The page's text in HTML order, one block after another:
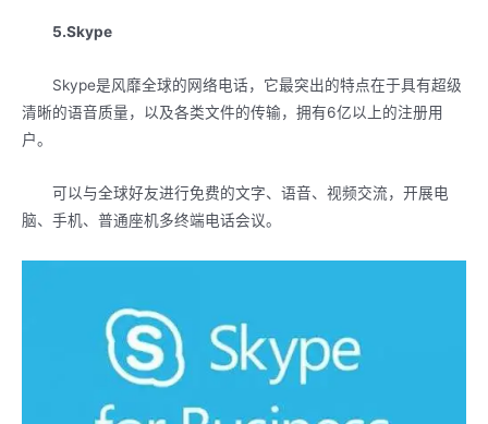
5.Skype
Skype是风靡全球的网络电话，它最突出的特点在于具有超级
清晰的语音质量，以及各类文件的传输，拥有6亿以上的注册用
户。
可以与全球好友进行免费的文字、语音、视频交流，开展电
脑、手机、普通座机多终端电话会议。